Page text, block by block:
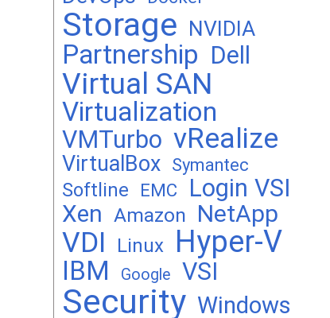
Storage NVIDIA
Partnership Dell
Virtual SAN
Virtualization
VMTurbo vRealize
VirtualBox Symantec
Softline EMC
Login VSI
Xen Amazon NetApp
VDI Linux Hyper-V
IBM Google VSI
Security Windows